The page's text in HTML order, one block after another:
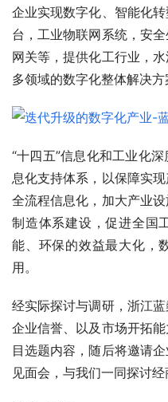
企业实现数字化、智能化
台，工业物联网系统，安
网关等，提供化工行业，
多领域的数字化整体解决方
“十四五”信息化和工业化
息化支持体系，以保障实
全流程信息化，加大产业
制造体系建设，促进全国
能、环保的效益最大化，
用。
经实际探讨与调研，浙江
企业信誉、以及市场开拓
目选题内容，随后将邀请
见面会，与我们一同探讨经